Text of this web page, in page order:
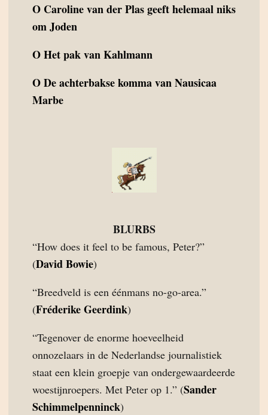
O Caroline van der Plas geeft helemaal niks
om Joden
OHet pak van Kahlmann
ODe achterbakse komma van Nausicaa
Marbe
BLURBS
“How does it feel to be famous, Peter?”
(David Bowie)
“Breedveld is een éénmans no-go-area.”
(Fréderike Geerdink)
“Tegenover de enorme hoeveelheid
onnozelaars in de Nederlandse journalistiek
staat een klein groepje van ondergewaardeerde
woestijnroepers. Met Peter op 1.” (Sander
Schimmelpenninck)